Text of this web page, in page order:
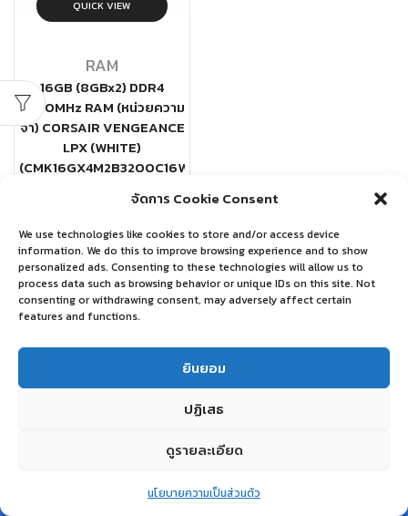
จัดการ Cookie Consent
We use technologies like cookies to store and/or access device
information. We do this to improve browsing experience and to show
personalized ads. Consenting to these technologies will allow us to
process data such as browsing behavior or unique IDs on this site. Not
consenting or withdrawing consent, may adversely affect certain
features and functions.
ยินยอม
ปฏิเสธ
ดูรายละเอียด
นโยบายความเป็นส่วนตัว
QUICK VIEW
RAM
16GB (8GBx2) DDR4
3200MHz RAM (หน่วยความ
จำ) CORSAIR VENGEANCE
LPX (WHITE)
(CMK16GX4M2B3200C16W)
CORSAIR
อ่านเพิ่ม
Wishlist